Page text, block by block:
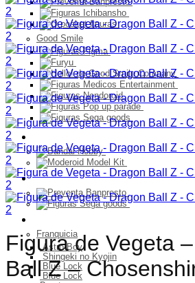
Good Smile
PELUCHES
Franquicia
Astro Boy
Shingeki no Kyojin
Blue Lock
Blue Lock
Figura de Vegeta
Ball Z –